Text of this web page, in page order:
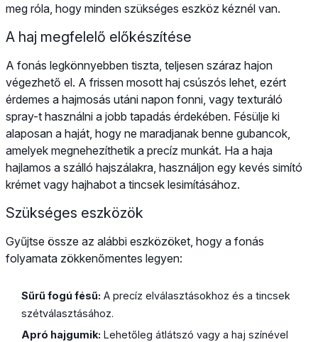
meg róla, hogy minden szükséges eszköz kéznél van.
A haj megfelelő előkészítése
A fonás legkönnyebben tiszta, teljesen száraz hajon
végezhető el. A frissen mosott haj csúszós lehet, ezért
érdemes a hajmosás utáni napon fonni, vagy texturáló
spray-t használni a jobb tapadás érdekében. Fésülje ki
alaposan a haját, hogy ne maradjanak benne gubancok,
amelyek megnehezíthetik a precíz munkát. Ha a haja
hajlamos a szálló hajszálakra, használjon egy kevés simító
krémet vagy hajhabot a tincsek lesimításához.
Szükséges eszközök
Gyűjtse össze az alábbi eszközöket, hogy a fonás
folyamata zökkenőmentes legyen:
Sűrű fogú fésű: A precíz elválasztásokhoz és a tincsek
szétválasztásához.
Apró hajgumik: Lehetőleg átlátszó vagy a haj színével